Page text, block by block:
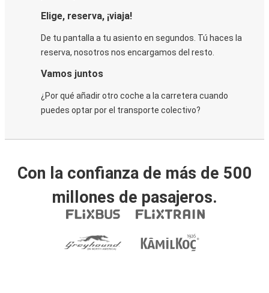
Elige, reserva, ¡viaja!
De tu pantalla a tu asiento en segundos. Tú haces la
reserva, nosotros nos encargamos del resto.
Vamos juntos
¿Por qué añadir otro coche a la carretera cuando
puedes optar por el transporte colectivo?
Con la confianza de más de 500
millones de pasajeros.